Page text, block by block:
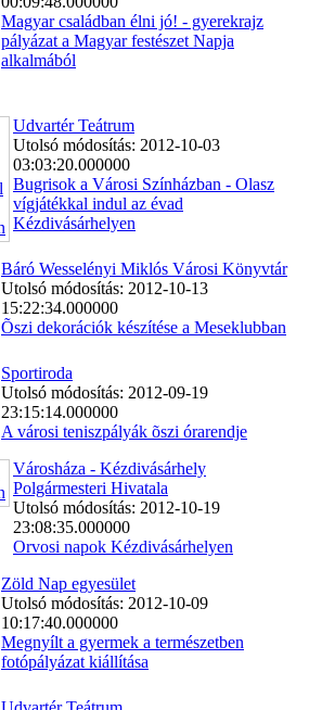
Magyar családban élni jó! - gyerekrajz
pályázat a Magyar festészet Napja
alkalmából
Udvartér Teátrum
Utolsó módosítás: 2012-10-03
03:03:20.000000
Bugrisok a Városi Színházban - Olasz
vígjátékkal indul az évad
Kézdivásárhelyen
Báró Wesselényi Miklós Városi Könyvtár
Utolsó módosítás: 2012-10-13
15:22:34.000000
Õszi dekorációk készítése a Meseklubban
Sportiroda
Utolsó módosítás: 2012-09-19
23:15:14.000000
A városi teniszpályák õszi órarendje
Városháza - Kézdivásárhely
Polgármesteri Hivatala
Utolsó módosítás: 2012-10-19
23:08:35.000000
Orvosi napok Kézdivásárhelyen
Zöld Nap egyesület
Utolsó módosítás: 2012-10-09
10:17:40.000000
Megnyílt a gyermek a természetben
fotópályázat kiállítása